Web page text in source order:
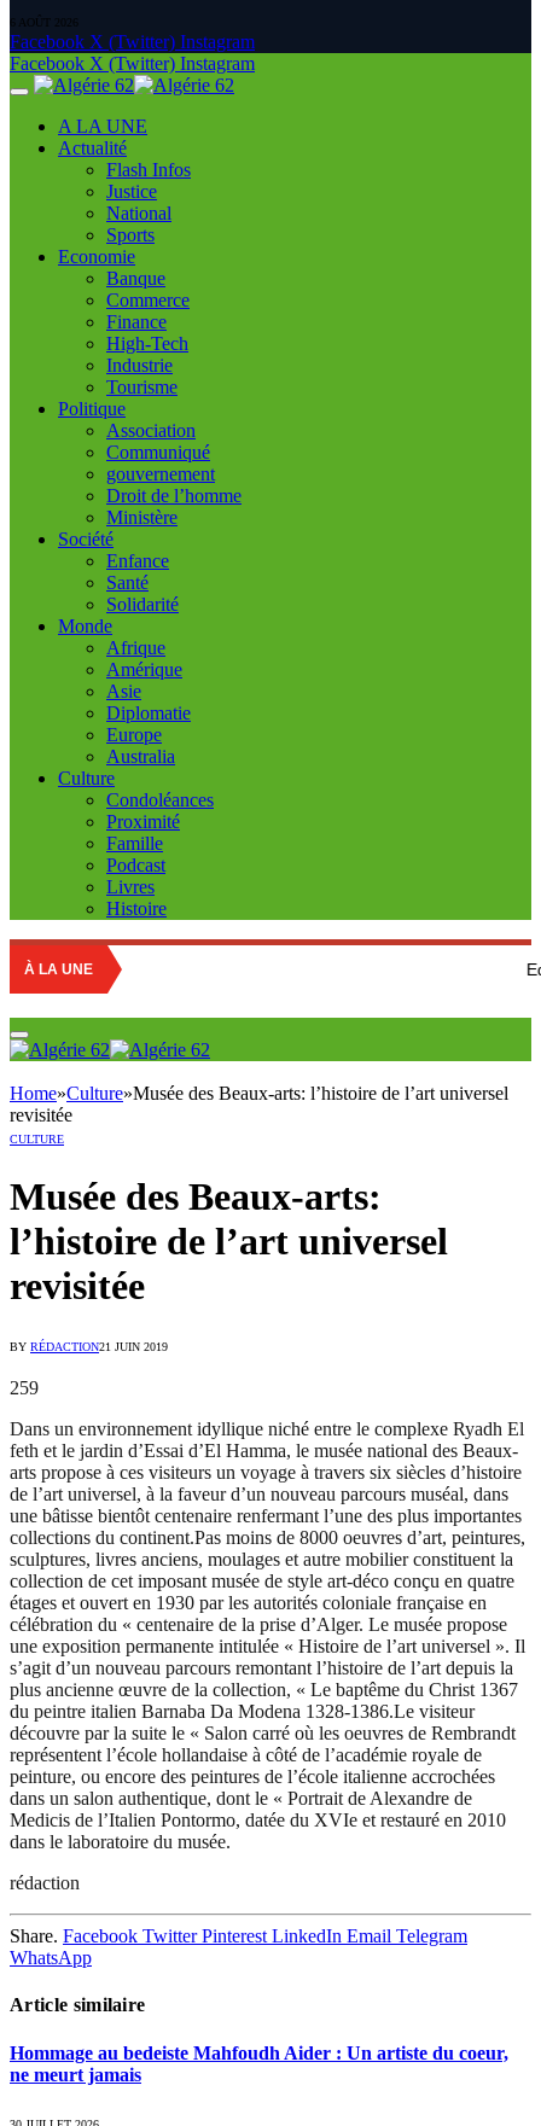
6 AOÛT 2026
Facebook X (Twitter) Instagram
Facebook X (Twitter) Instagram
A LA UNE
Actualité
Flash Infos
Justice
National
Sports
Economie
Banque
Commerce
Finance
High-Tech
Industrie
Tourisme
Politique
Association
Communiqué
gouvernement
Droit de l’homme
Ministère
Société
Enfance
Santé
Solidarité
Monde
Afrique
Amérique
Asie
Diplomatie
Europe
Australia
Culture
Condoléances
Proximité
Famille
Podcast
Livres
Histoire
À LA UNE Education
Home»Culture»Musée des Beaux-arts: l’histoire de l’art universel
revisitée
CULTURE
Musée des Beaux-arts:
l’histoire de l’art universel
revisitée
BY RÉDACTION21 JUIN 2019
259
Dans un environnement idyllique niché entre le complexe Ryadh El
feth et le jardin d’Essai d’El Hamma, le musée national des Beaux-
arts propose à ces visiteurs un voyage à travers six siècles d’histoire
de l’art universel, à la faveur d’un nouveau parcours muséal, dans
une bâtisse bientôt centenaire renfermant l’une des plus importantes
collections du continent.Pas moins de 8000 oeuvres d’art, peintures,
sculptures, livres anciens, moulages et autre mobilier constituent la
collection de cet imposant musée de style art-déco conçu en quatre
étages et ouvert en 1930 par les autorités coloniale française en
célébration du « centenaire de la prise d’Alger. Le musée propose
une exposition permanente intitulée « Histoire de l’art universel ». Il
s’agit d’un nouveau parcours remontant l’histoire de l’art depuis la
plus ancienne œuvre de la collection, « Le baptême du Christ 1367
du peintre italien Barnaba Da Modena 1328-1386.Le visiteur
découvre par la suite le « Salon carré où les oeuvres de Rembrandt
représentent l’école hollandaise à côté de l’académie royale de
peinture, ou encore des peintures de l’école italienne accrochées
dans un salon authentique, dont le « Portrait de Alexandre de
Medicis de l’Italien Pontormo, datée du XVIe et restauré en 2010
dans le laboratoire du musée.
rédaction
Share. Facebook Twitter Pinterest LinkedIn Email Telegram
WhatsApp
Article similaire
Hommage au bedeiste Mahfoudh Aider : Un artiste du coeur,
ne meurt jamais